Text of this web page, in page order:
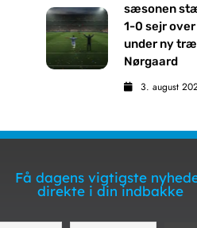
sæsonen
1-0 sejr over
under ny
Nørgaard
3. august
Få dagens vigtigste
direkte i din indbakke